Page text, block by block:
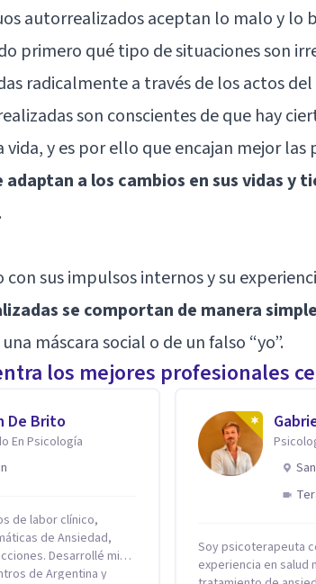
autorrealizados aceptan lo malo y lo
primero qué tipo de situaciones son
radicalmente a través de los actos
son conscientes de que hay
y es por ello que encajan mejor las
adaptan a los cambios en sus vidas y
.
sus impulsos internos y su
se comportan de manera
máscara social o de un falso “yo”.
los mejores profesionales
De Brito
En Psicología
de labor clínico,
de Ansiedad,
de Argentina y
Soy psicoterapeuta
experiencia en salud